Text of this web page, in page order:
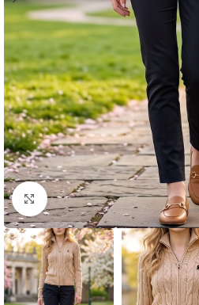
Click to enlarge